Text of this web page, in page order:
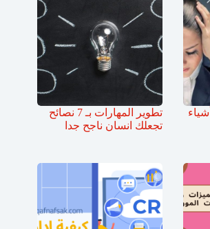
أخطاء رواد الأعمال 7 أشياء
تطوير المهارات بـ 7 نصائح
تجعلك انسان ناجح جدا